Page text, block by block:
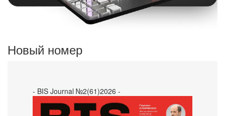
Новый номер
- BIS Journal №2(61)2026 -